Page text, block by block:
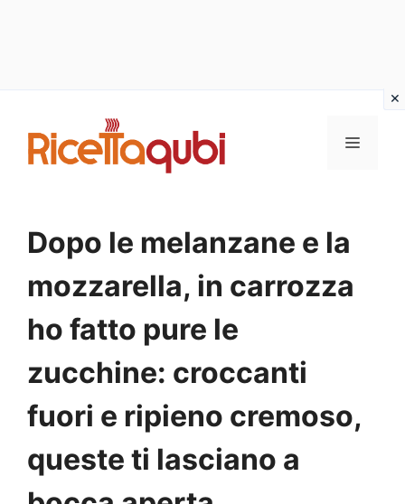
contenuto
MENU
Dopo le melanzane e la
mozzarella, in carrozza
ho fatto pure le
zucchine: croccanti
fuori e ripieno cremoso,
queste ti lasciano a